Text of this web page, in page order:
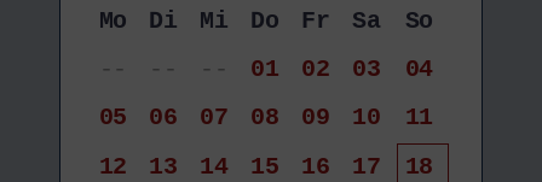
Mo Di Mi Do Fr Sa
So
--
-- -- 01 02 03
04
05
06 07 08 09 10
11
12
13 14 15 16 17
18